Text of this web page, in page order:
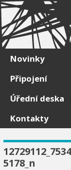
Skip to content
Novinky
Připojení
Úřední deska
Kontakty
5178_n